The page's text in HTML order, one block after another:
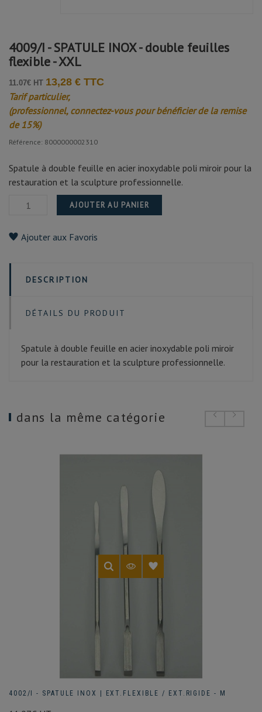
4009/I - SPATULE INOX - double feuilles
flexible - XXL
11.07€ HT 13,28 € TTC
Tarif particulier,
(professionnel, connectez-vous pour bénéficier de la remise
de 15%)
Référence: 8000000002310
Spatule à double feuille en acier inoxydable poli miroir pour la
restauration et la sculpture professionnelle.
AJOUTER AU PANIER
Ajouter aux Favoris
DESCRIPTION
DÉTAILS DU PRODUIT
Spatule à double feuille en acier inoxydable poli miroir
pour la restauration et la sculpture professionnelle.
dans la même catégorie
4002/I - SPATULE INOX | EXT.FLEXIBLE / EXT.RIGIDE - M